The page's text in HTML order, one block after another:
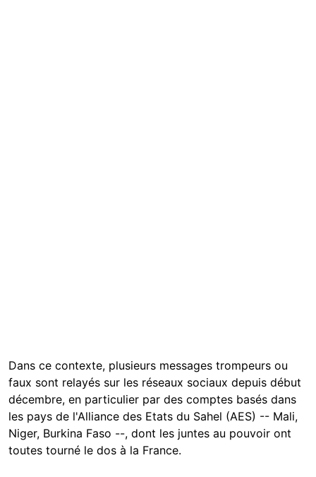
Dans ce contexte, plusieurs messages trompeurs ou
faux sont relayés sur les réseaux sociaux depuis début
décembre, en particulier par des comptes basés dans
les pays de l'Alliance des Etats du Sahel (AES) -- Mali,
Niger, Burkina Faso --, dont les juntes au pouvoir ont
toutes tourné le dos à la France.